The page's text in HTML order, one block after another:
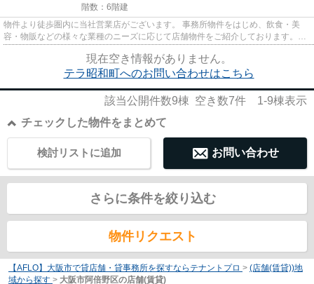
階数：6階建
物件より徒歩圏内に当社営業店がございます。 事務所物件をはじめ、飲食・美
容・物販などの様々な業種のニーズに応じて店舗物件をご紹介しております。
尚、弊社ではおとり広告は一切...
現在空き情報がありません。
テラ昭和町へのお問い合わせはこちら
該当公開件数9棟 空き数7件 1-9棟表示
チェックした物件をまとめて
お問い合わせ
検討リストに追加
さらに条件を絞り込む
物件リクエスト
【AFLO】大阪市で貸店舗・貸事務所を探すならテナントプロ > (店舗(賃貸))地
域から探す > 大阪市阿倍野区の店舗(賃貸)